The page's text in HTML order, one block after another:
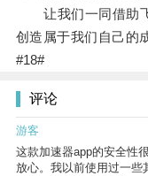
让我们一同借助飞
创造属于我们自己的
#18#
评论
游客
这款加速器app的安全性
放心。我以前使用过一些